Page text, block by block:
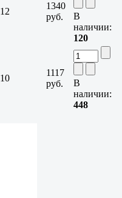
12
1340
руб.
В
наличии:
120
10
1117
руб.
В
наличии:
448